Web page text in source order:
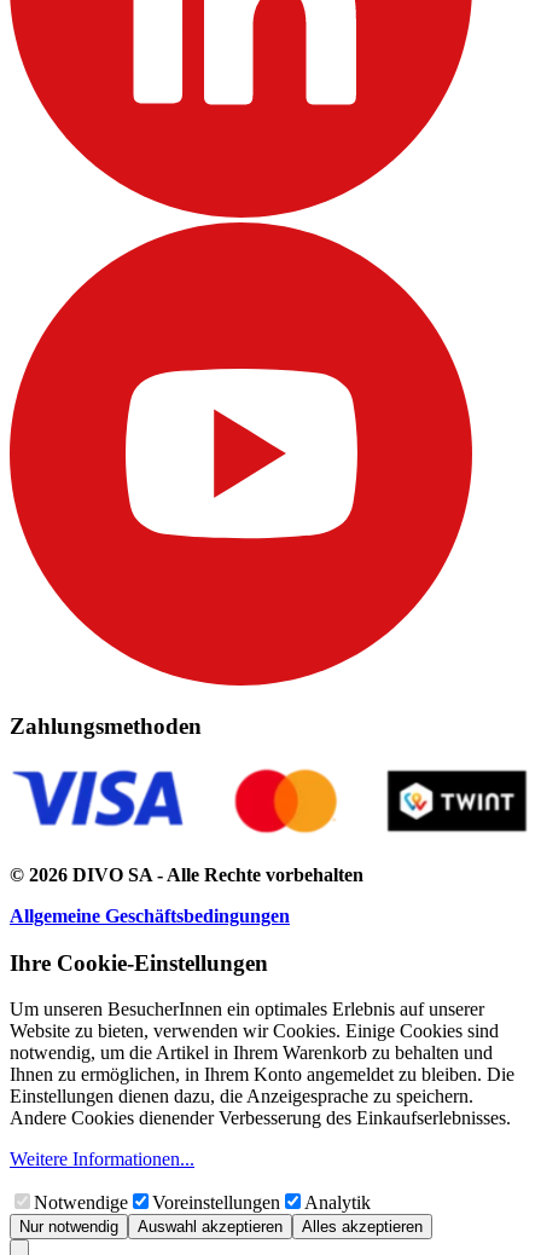
Zahlungsmethoden
© 2026 DIVO SA - Alle Rechte vorbehalten
Allgemeine Geschäftsbedingungen
Ihre Cookie-Einstellungen
Um unseren BesucherInnen ein optimales Erlebnis auf unserer
Website zu bieten, verwenden wir Cookies. Einige Cookies sind
notwendig, um die Artikel in Ihrem Warenkorb zu behalten und
Ihnen zu ermöglichen, in Ihrem Konto angemeldet zu bleiben. Die
Einstellungen dienen dazu, die Anzeigesprache zu speichern.
Andere Cookies dienender Verbesserung des Einkaufserlebnisses.
Weitere Informationen...
Notwendige Voreinstellungen Analytik
Nur notwendig Auswahl akzeptieren Alles akzeptieren